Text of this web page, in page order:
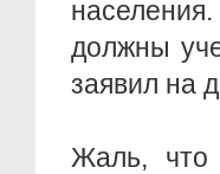
должны
заявил на
Жаль, что